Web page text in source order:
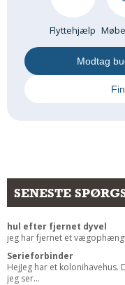
Andet
Båd
GARTNER
Andet
RENGØRING
Rengøring Af Overflader
Pletleksikon
Flyttehjælp
Modtag
SENESTE
hul efter fjernet dyvel
jeg har fjernet et
Serieforbinder
HejJeg har et kolonihavehus.
jeg ser...